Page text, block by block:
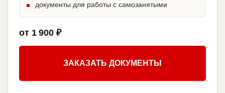
документы для работы с самозанятыми
от 1 900 ₽
ЗАКАЗАТЬ ДОКУМЕНТЫ